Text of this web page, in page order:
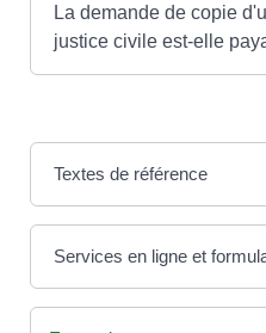
La demande de copie
justice civile est-elle
Textes de référence
Services en ligne et